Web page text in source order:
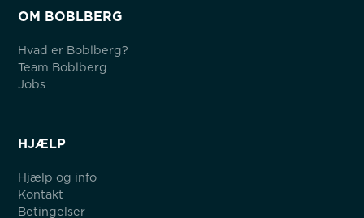
OM BOBLBERG
Hvad er Boblberg?
Team Boblberg
Jobs
HJÆLP
Hjælp og info
Kontakt
Betingelser